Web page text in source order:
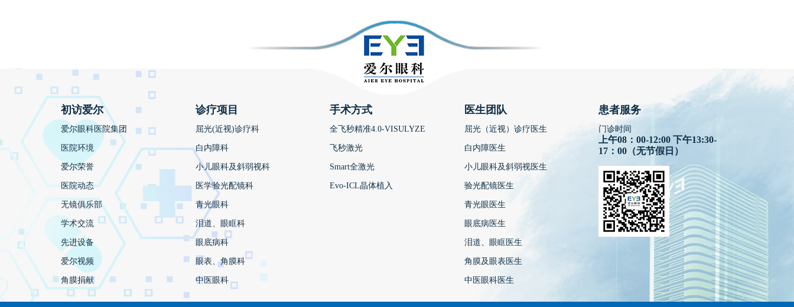
初访爱尔
爱尔眼科医院集团
医院环境
爱尔荣誉
医院动态
无镜俱乐部
学术交流
先进设备
爱尔视频
角膜捐献
诊疗项目
屈光(近视)诊疗科
白内障科
小儿眼科及斜弱视科
医学验光配镜科
青光眼科
泪道、眼眶科
眼底病科
眼表、角膜科
中医眼科
手术方式
全飞秒精准4.0-VISULYZE
飞秒激光
Smart全激光
Evo-ICL晶体植入
医生团队
屈光（近视）诊疗医生
白内障医生
小儿眼科及斜弱视医生
验光配镜医生
青光眼医生
眼底病医生
泪道、眼眶医生
角膜及眼表医生
中医眼科医生
患者服务
门诊时间
上午08：00-12:00 下午13:30-
17：00（无节假日）